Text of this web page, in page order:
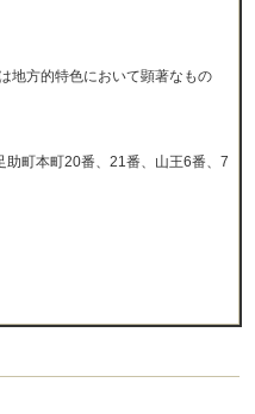
地方的特色において顕著なもの
助町本町20番、21番、山王6番、7